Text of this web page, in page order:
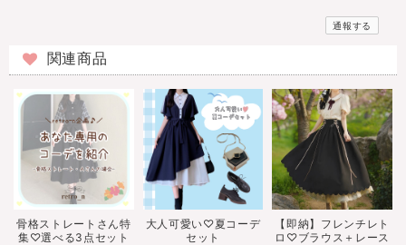
通報する
関連商品
骨格ストレートさん特
集♡選べる3点セット
大人可愛い♡夏コーデ
セット
【即納】フレンチレト
ロ♡ブラウス＋レース